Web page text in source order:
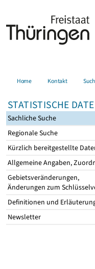
Home Kontakt
STATISTISCHE
Sachliche Suche
Regionale Suche
Kürzlich bereitgestellte
Allgemeine Angaben,
Gebietsveränderungen,
Änderungen zum
Definitionen und
Newsletter